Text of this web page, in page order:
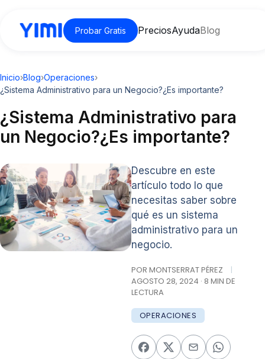
Probar Gratis PreciosAyudaBlog
Inicio›Blog›Operaciones›
¿Sistema Administrativo para un Negocio?¿Es importante?
¿Sistema Administrativo para
un Negocio?¿Es importante?
Descubre en este
artículo todo lo que
necesitas saber sobre
qué es un sistema
administrativo para un
negocio.
POR MONTSERRAT PÉREZ
|
AGOSTO 28, 2024 · 8 MIN DE
LECTURA
OPERACIONES